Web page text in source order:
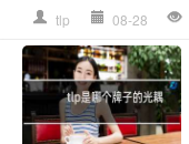
tlp 08-28